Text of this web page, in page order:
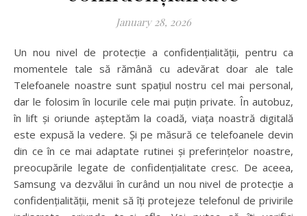
January 28, 2026
Un nou nivel de protecție a confidențialității, pentru ca
momentele tale să rămână cu adevărat doar ale tale
Telefoanele noastre sunt spațiul nostru cel mai personal,
dar le folosim în locurile cele mai puțin private. În autobuz,
în lift și oriunde așteptăm la coadă, viața noastră digitală
este expusă la vedere. Și pe măsură ce telefoanele devin
din ce în ce mai adaptate rutinei și preferințelor noastre,
preocupările legate de confidențialitate cresc. De aceea,
Samsung va dezvălui în curând un nou nivel de protecție a
confidențialității, menit să îți protejeze telefonul de privirile